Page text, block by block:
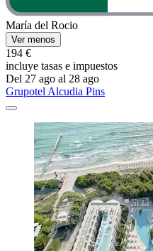
María del Rocio
Ver menos
194 €
incluye tasas e impuestos
Del 27 ago al 28 ago
Grupotel Alcudia Pins